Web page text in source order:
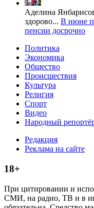
Аделина
здорово... В июне
пенсии досрочно
Политика
Экономика
Общество
Происшествия
Культура
Религия
Спорт
Видео
Народный
Редакция
Реклама на сайте
18+
При цитировании и
СМИ, на радио, ТВ и в